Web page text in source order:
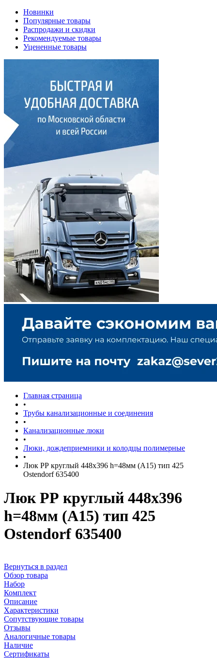
Новинки
Популярные товары
Распродажи и скидки
Рекомендуемые товары
Уцененные товары
Главная страница
•
Трубы канализационные и соединения
•
Канализационные люки
•
Люки, дождеприемники и колодцы полимерные
•
Люк РР круглый 448х396 h=48мм (А15) тип 425
Ostendorf 635400
Люк РР круглый 448х396
h=48мм (А15) тип 425
Ostendorf 635400
Вернуться в раздел
Обзор товара
Набор
Комплект
Описание
Характеристики
Сопутствующие товары
Отзывы
Аналогичные товары
Наличие
Сертификаты